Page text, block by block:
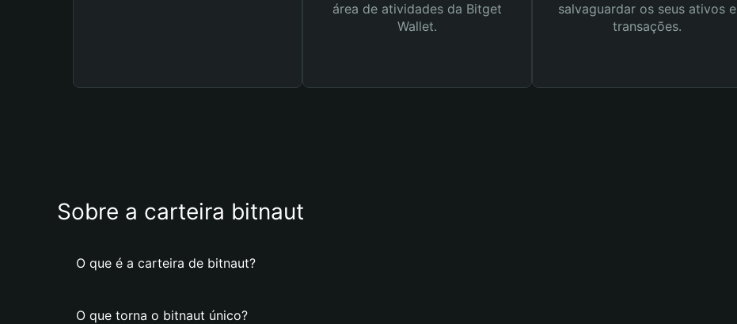
área de atividades da Bitget
Wallet.
salvaguardar os seus ativos e
transações.
Sobre a carteira bitnaut
O que é a carteira de bitnaut?
O que torna o bitnaut único?